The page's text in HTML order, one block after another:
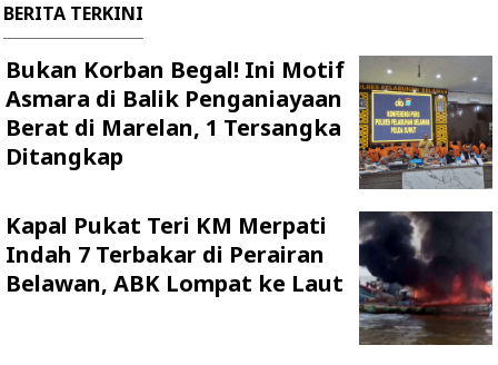
BERITA TERKINI
Bukan Korban Begal! Ini Motif
Asmara di Balik Penganiayaan
Berat di Marelan, 1 Tersangka
Ditangkap
Kapal Pukat Teri KM Merpati
Indah 7 Terbakar di Perairan
Belawan, ABK Lompat ke Laut